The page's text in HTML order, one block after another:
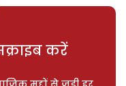
करें